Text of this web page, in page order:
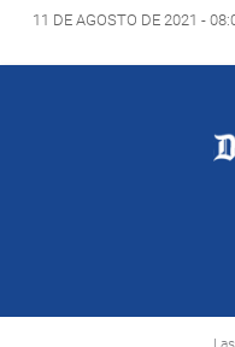
11 DE AGOSTO DE 2021 -